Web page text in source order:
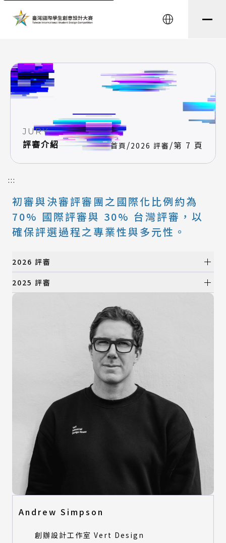
English
JURY
評審介紹
首頁 /2026 評審 /第 7 頁
:::
初審與決審評審團之國際化比例約為
70% 國際評審與 30% 台灣評審，以
確保評選過程之專業性與多元性。
2026 評審
初選評審
所有類別
產品設計類
視覺設計類
數位動畫類
建築與景觀設計類
時尚設計類
2025 評審
決選評審
所有類別
產品設計類
視覺設計類
數位動畫類
時尚設計類
Andrew Simpson
創辦設計工作室 Vert Design